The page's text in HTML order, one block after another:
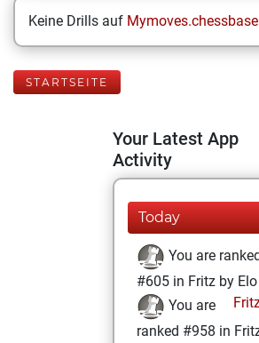
Keine Drills auf
STARTSEITE
Your Latest App
Activity
Today
You are ranked
#605 in Fritz by Elo
You are
ranked #958 in